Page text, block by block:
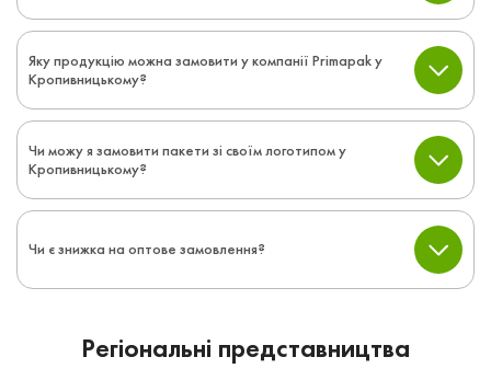
Яку продукцію можна замовити у компанії Primapak у
Кропивницькому?
Чи можу я замовити пакети зі своїм логотипом у
Кропивницькому?
Чи є знижка на оптове замовлення?
Регіональні представництва